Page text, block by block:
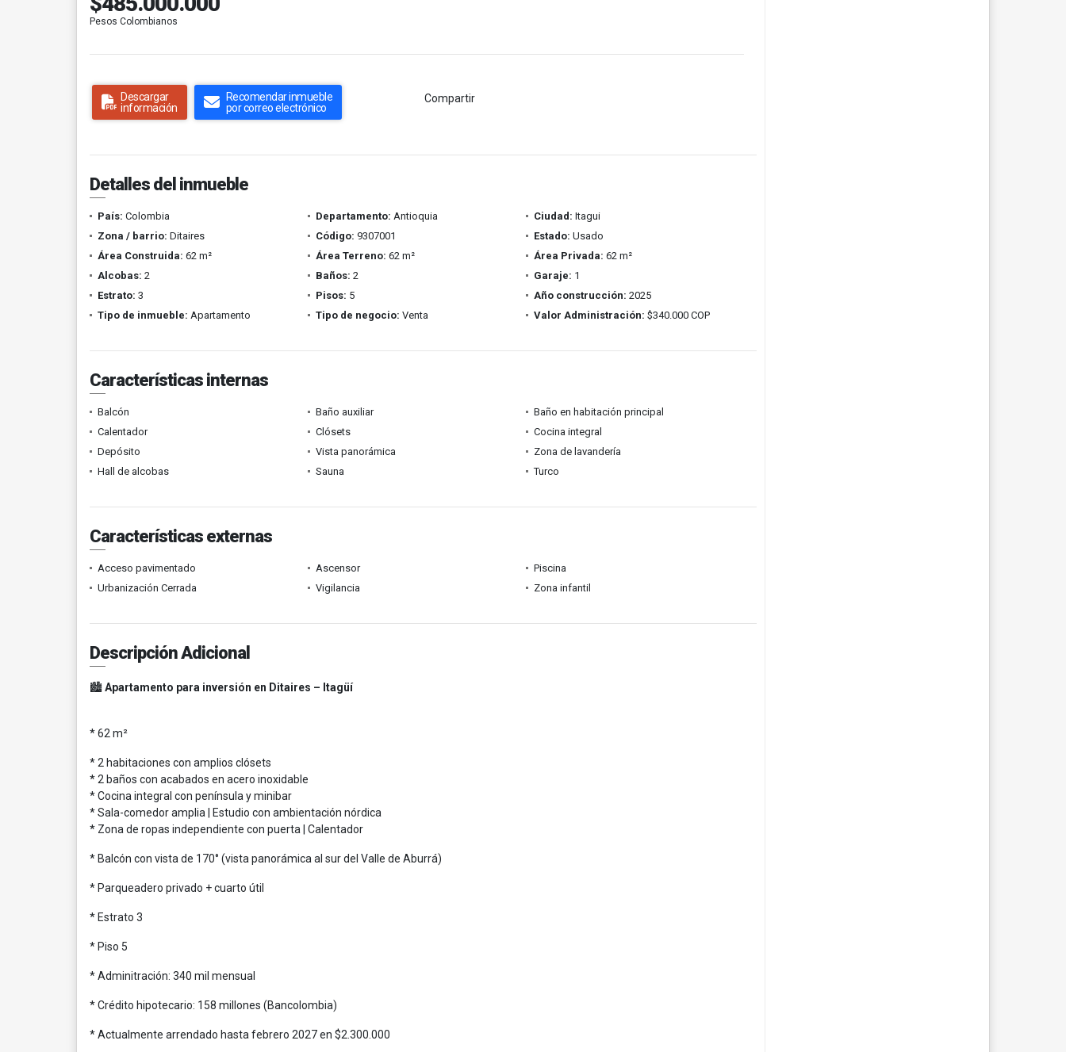
Pesos Colombianos
Descargar
información
Recomendar inmueble
por correo electrónico
Compartir
Detalles del inmueble
País: Colombia Departamento: Antioquia Ciudad: Itagui
Zona / barrio: Ditaires Código: 9307001 Estado: Usado
Área Construida: 62 m² Área Terreno: 62 m² Área Privada: 62 m²
Alcobas: 2 Baños: 2 Garaje: 1
Estrato: 3 Pisos: 5 Año construcción: 2025
Tipo de inmueble: Apartamento Tipo de negocio: Venta Valor Administración: $340.000 COP
Características internas
Balcón Baño auxiliar
Baño en habitación principal
Calentador
Clósets
Cocina integral
Depósito
Vista panorámica
Zona de lavandería
Hall de alcobas
Sauna Turco
Características externas
Acceso pavimentado Ascensor
Piscina
Urbanización Cerrada
Vigilancia Zona infantil
Descripción Adicional
🏙️ Apartamento para inversión en Ditaires – Itagüí
* 62 m²
* 2 habitaciones con amplios clósets
* 2 baños con acabados en acero inoxidable
* Cocina integral con península y minibar
* Sala-comedor amplia | Estudio con ambientación nórdica
* Zona de ropas independiente con puerta | Calentador
* Balcón con vista de 170° (vista panorámica al sur del Valle de Aburrá)
* Parqueadero privado + cuarto útil
* Estrato 3
* Piso 5
* Adminitración: 340 mil mensual
* Crédito hipotecario: 158 millones (Bancolombia)
* Actualmente arrendado hasta febrero 2027 en $2.300.000